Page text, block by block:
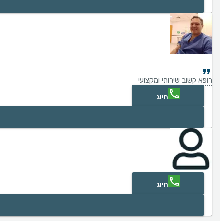
רופא קשוב שירותי ומקצועי
חיוג
חיוג